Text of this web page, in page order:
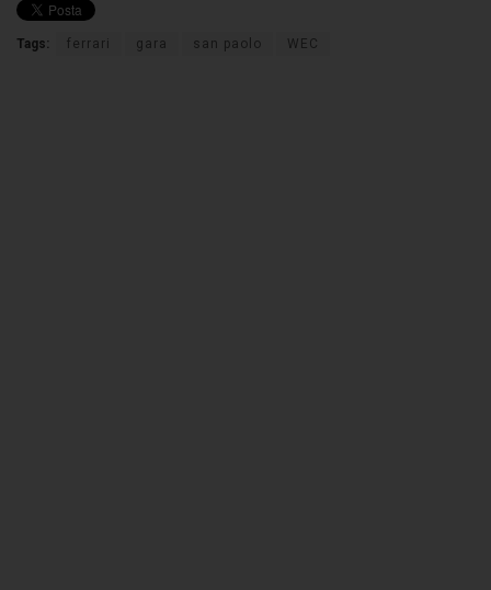
Tags: ferrari gara san paolo WEC